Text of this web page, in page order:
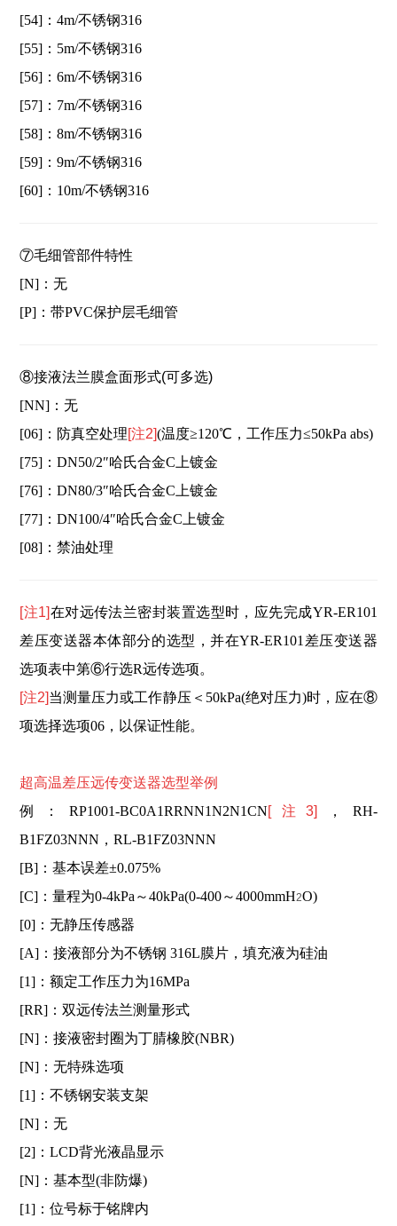
[54]：4m/不锈钢316
[55]：5m/不锈钢316
[56]：6m/不锈钢316
[57]：7m/不锈钢316
[58]：8m/不锈钢316
[59]：9m/不锈钢316
[60]：10m/不锈钢316
⑦毛细管部件特性
[N]：无
[P]：带PVC保护层毛细管
⑧接液法兰膜盒面形式(可多选)
[NN]：无
[06]：防真空处理[注2](温度≥120℃，工作压力≤50kPa abs)
[75]：DN50/2″哈氏合金C上镀金
[76]：DN80/3″哈氏合金C上镀金
[77]：DN100/4″哈氏合金C上镀金
[08]：禁油处理
[注1]在对远传法兰密封装置选型时，应先完成YR-ER101
差压变送器本体部分的选型，并在YR-ER101差压变送器
选项表中第⑥行选R远传选项。
[注2]当测量压力或工作静压＜50kPa(绝对压力)时，应在⑧
项选择选项06，以保证性能。
超高温差压远传变送器选型举例
例：RP1001-BC0A1RRNN1N2N1CN[注3]
，RH-
B1FZ03NNN，RL-B1FZ03NNN
[B]：基本误差±0.075%
[C]：量程为0-4kPa～40kPa(0-400～4000mmH2O)
[0]：无静压传感器
[A]：接液部分为不锈钢 316L膜片，填充液为硅油
[1]：额定工作压力为16MPa
[RR]：双远传法兰测量形式
[N]：接液密封圈为丁腈橡胶(NBR)
[N]：无特殊选项
[1]：不锈钢安装支架
[N]：无
[2]：LCD背光液晶显示
[N]：基本型(非防爆)
[1]：位号标于铭牌内